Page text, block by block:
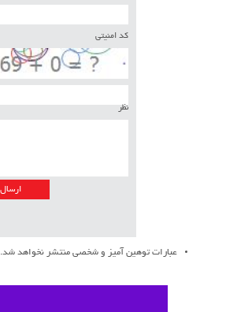
کد امنیتی
نظر
عبارات توهین آمیز و شخصی منتشر نخواهد شد.